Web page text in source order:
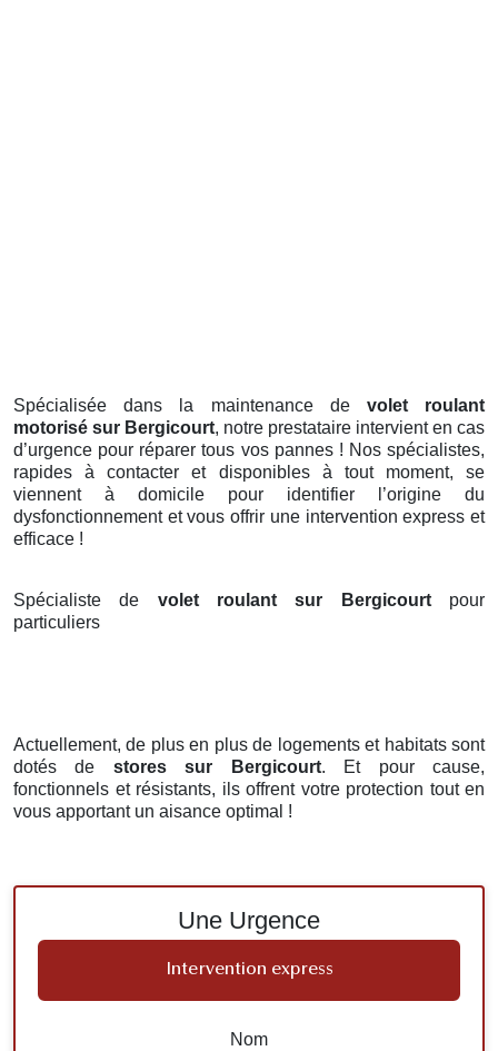
Spécialisée dans la maintenance de volet roulant
motorisé sur Bergicourt, notre prestataire intervient en cas
d’urgence pour réparer tous vos pannes ! Nos spécialistes,
rapides à contacter et disponibles à tout moment, se
viennent à domicile pour identifier l’origine du
dysfonctionnement et vous offrir une intervention express et
efficace !
Spécialiste de volet roulant sur Bergicourt pour
particuliers
Actuellement, de plus en plus de logements et habitats sont
dotés de stores sur Bergicourt. Et pour cause,
fonctionnels et résistants, ils offrent votre protection tout en
vous apportant un aisance optimal !
Une Urgence
Intervention express
Nom